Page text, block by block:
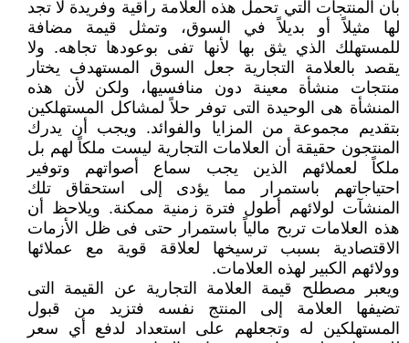
بأن المنتجات التي تحمل هذه العلامة راقية وفريدة لا تجد
لها مثيلاً أو بديلاً في السوق، وتمثل قيمة مضافة
للمستهلك الذي يثق بها لأنها تفى بوعودها تجاهه. ولا
يقصد بالعلامة التجارية جعل السوق المستهدف يختار
منتجات منشأة معينة دون منافسيها، ولكن لأن هذه
المنشأة هى الوحيدة التى توفر حلاً لمشاكل المستهلكين
بتقديم مجموعة من المزايا والفوائد. ويجب أن يدرك
المنتجون حقيقة أن العلامات التجارية ليست ملكاً لهم بل
ملكاً لعملائهم الذين يجب سماع أصواتهم وتوفير
احتياجاتهم باستمرار مما يؤدى إلى استحقاق تلك
المنشآت لولائهم أطول فترة زمنية ممكنة. ويلاحظ أن
هذه العلامات تربح مالياً باستمرار حتى فى ظل الأزمات
الاقتصادية بسبب ترسيخها لعلاقة قوية مع عملائها
وولائهم الكبير لهذه العلامات.
ويعبر مصطلح قيمة العلامة التجارية عن القيمة التى
تضيفها العلامة إلى المنتج نفسه فتزيد من قبول
المستهلكين له وتجعلهم على استعداد لدفع أي سعر